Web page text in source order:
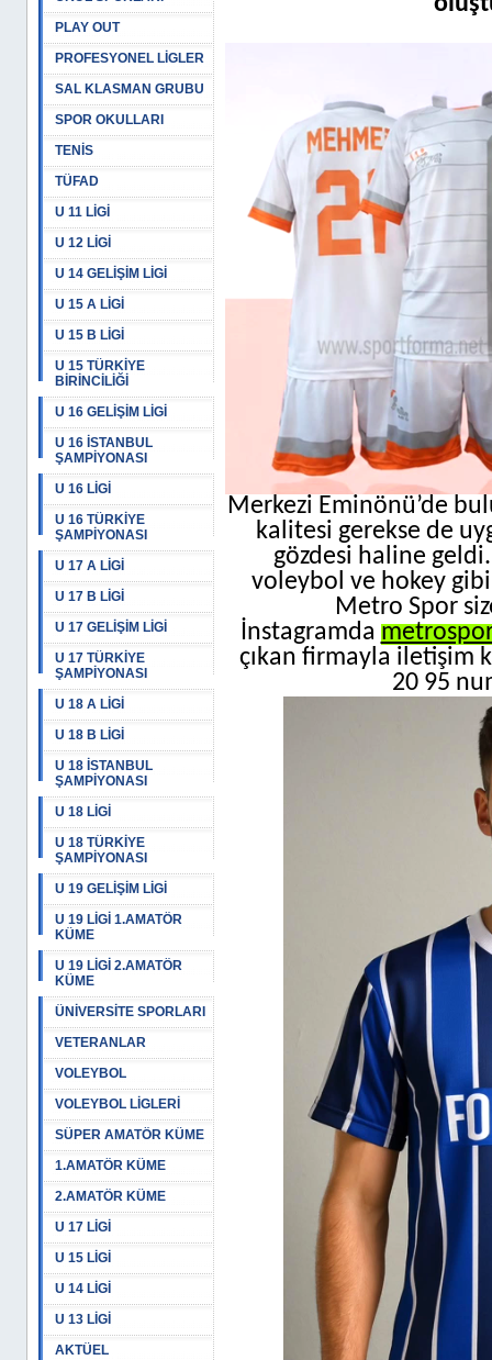
PLAY OUT
PROFESYONEL LİGLER
SAL KLASMAN GRUBU
SPOR OKULLARI
TENİS
TÜFAD
U 11 LİGİ
U 12 LİGİ
U 14 GELİŞİM LİGİ
U 15 A LİGİ
U 15 B LİGİ
U 15 TÜRKİYE
BİRİNCİLİĞİ
U 16 GELİŞİM LİGİ
U 16 İSTANBUL
ŞAMPİYONASI
U 16 LİGİ
U 16 TÜRKİYE
ŞAMPİYONASI
U 17 A LİGİ
U 17 B LİGİ
U 17 GELİŞİM LİGİ
U 17 TÜRKİYE
ŞAMPİYONASI
U 18 A LİGİ
U 18 B LİGİ
U 18 İSTANBUL
ŞAMPİYONASI
U 18 LİGİ
U 18 TÜRKİYE
ŞAMPİYONASI
U 19 GELİŞİM LİGİ
U 19 LİGİ 1.AMATÖR
KÜME
U 19 LİGİ 2.AMATÖR
KÜME
ÜNİVERSİTE SPORLARI
VETERANLAR
VOLEYBOL
VOLEYBOL LİGLERİ
SÜPER AMATÖR KÜME
1.AMATÖR KÜME
2.AMATÖR KÜME
U 17 LİGİ
U 15 LİGİ
U 14 LİGİ
U 13 LİGİ
AKTÜEL
Merkezi Eminönü’de
kalitesi gerekse de
gözdesi haline
voleybol ve hokey
Metro Spor
İnstagramda
çıkan firmayla iletişim
20 95